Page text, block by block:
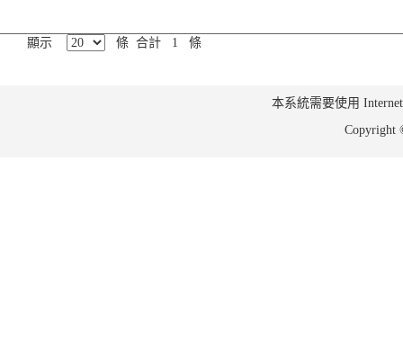
顯示 條 合計 1 條
本系統需要使用
Copyright